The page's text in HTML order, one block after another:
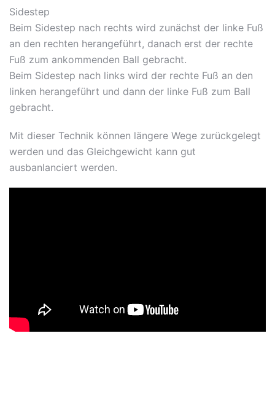
Sidestep
Beim Sidestep nach rechts wird zunächst der linke Fuß
an den rechten herangeführt, danach erst der rechte
Fuß zum ankommenden Ball gebracht.
Beim Sidestep nach links wird der rechte Fuß an den
linken herangeführt und dann der linke Fuß zum Ball
gebracht.
Mit dieser Technik können längere Wege zurückgelegt
werden und das Gleichgewicht kann gut
ausbanlanciert werden.